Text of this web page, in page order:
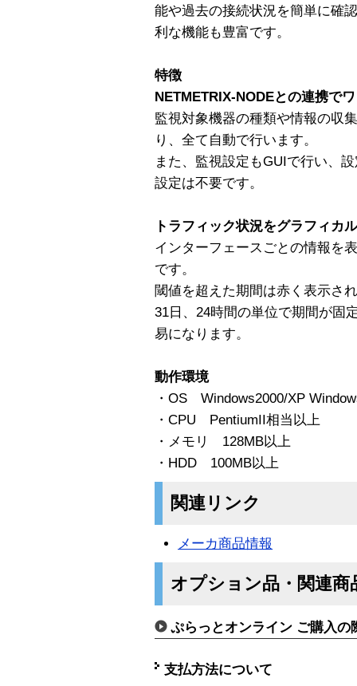
能や過去の接続状況を簡単に確
利な機能も豊富です。
特徴
NETMETRIX-NODEとの連携で
監視対象機器の種類や情報の収
り、全て自動で行います。
また、監視設定もGUIで行い、
設定は不要です。
トラフィック状況をグラフィカ
インターフェースごとの情報を
です。
閾値を超えた期間は赤く表示さ
31日、24時間の単位で期間が固
易になります。
動作環境
・OS Windows2000/XP
・CPU PentiumII相当以上
・メモリ 128MB以上
・HDD 100MB以上
関連リンク
メーカ商品情報
オプション品・関連商
ぷらっとオンライン ご購入の
支払方法について